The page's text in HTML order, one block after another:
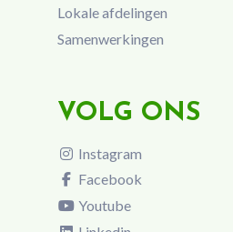
Lokale afdelingen
Samenwerkingen
VOLG ONS
Instagram
Facebook
Youtube